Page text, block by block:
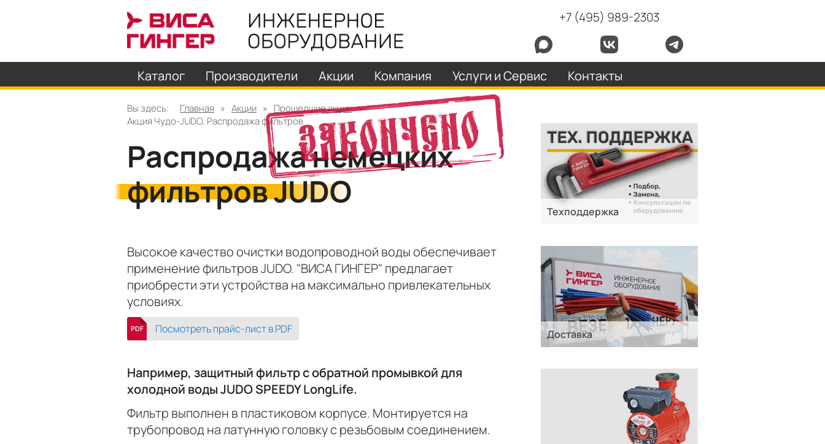
+7 (495) 989-2303
Каталог Производители Акции Компания Услуги и Сервис Контакты
Вы здесь: Главная » Акции » Прошедшие акции »
Акция Чудо-JUDO. Распродажа фильтров
Распродажа немецких
фильтров JUDO
Высокое качество очистки водопроводной воды обеспечивает
применение фильтров JUDO. "ВИСА ГИНГЕР" предлагает
приобрести эти устройства на максимально привлекательных
условиях.
PDF Посмотреть прайс-лист в PDF
Например, защитный фильтр с обратной промывкой для
холодной воды JUDO SPEEDY LongLife.
Фильтр выполнен в пластиковом корпусе. Монтируется на
трубопровод на латунную головку с резьбовым соединением.
Техподдержка
Доставка